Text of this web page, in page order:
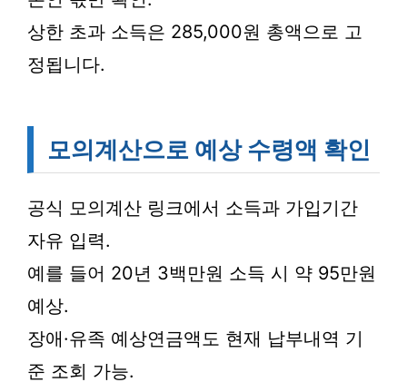
상한 초과 소득은 285,000원 총액으로 고
정됩니다.
모의계산으로 예상 수령액 확인
공식 모의계산 링크에서 소득과 가입기간
자유 입력.
예를 들어 20년 3백만원 소득 시 약 95만원
예상.
장애·유족 예상연금액도 현재 납부내역 기
준 조회 가능.